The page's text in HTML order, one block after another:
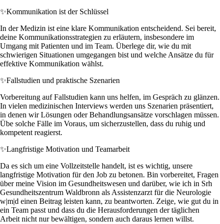
✨Kommunikation ist der Schlüssel
In der Medizin ist eine klare Kommunikation entscheidend. Sei bereit,
deine Kommunikationsstrategien zu erläutern, insbesondere im
Umgang mit Patienten und im Team. Überlege dir, wie du mit
schwierigen Situationen umgegangen bist und welche Ansätze du für
effektive Kommunikation wählst.
✨Fallstudien und praktische Szenarien
Vorbereitung auf Fallstudien kann uns helfen, im Gespräch zu glänzen.
In vielen medizinischen Interviews werden uns Szenarien präsentiert,
in denen wir Lösungen oder Behandlungsansätze vorschlagen müssen.
Übe solche Fälle im Voraus, um sicherzustellen, dass du ruhig und
kompetent reagierst.
✨Langfristige Motivation und Teamarbeit
Da es sich um eine Vollzeitstelle handelt, ist es wichtig, unsere
langfristige Motivation für den Job zu betonen. Bin vorbereitet, Fragen
über meine Vision im Gesundheitswesen und darüber, wie ich in Srh
Gesundheitszentrum Waldbronn als Assistenzarzt für die Neurologie
w|m|d einen Beitrag leisten kann, zu beantworten. Zeige, wie gut du in
ein Team passt und dass du die Herausforderungen der täglichen
Arbeit nicht nur bewältigen, sondern auch daraus lernen willst.